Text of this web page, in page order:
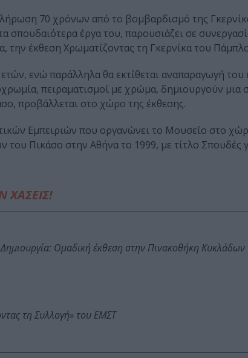
70 χρόνων από το βομβαρδισμό της
έργα του, παρουσιάζει σε
την έκθεση Χρωματίζοντας τη Γκερνίκα του
ενώ παράλληλα θα εκτίθεται αναπαραγωγή του
πειραματισμοί με χρώμα, δημιουργούν μια
προβάλλεται στο χώρο της έκθεσης.
Εμπειριών που οργανώνει το Μουσείο στο
Πικάσο στην Αθήνα το 1999, με τίτλο Σπουδές
ΧΑΣΕΙΣ!
Ομαδική έκθεση στην Πινακοθήκη Κυκλάδων
τη Συλλογή» του ΕΜΣΤ